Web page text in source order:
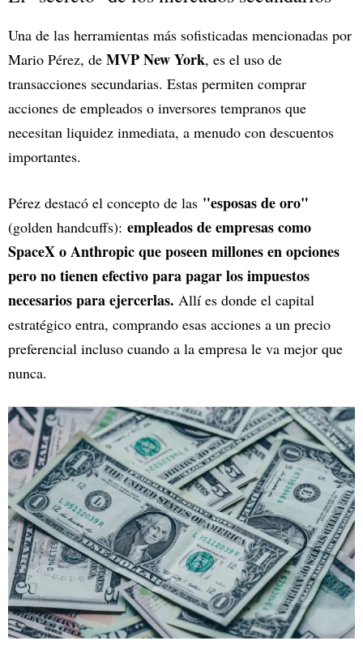
Una de las herramientas más sofisticadas mencionadas por
Mario Pérez, de MVP New York, es el uso de
transacciones secundarias. Estas permiten comprar
acciones de empleados o inversores tempranos que
necesitan liquidez inmediata, a menudo con descuentos
importantes.
Pérez destacó el concepto de las "esposas de oro"
(golden handcuffs): empleados de empresas como
SpaceX o Anthropic que poseen millones en opciones
pero no tienen efectivo para pagar los impuestos
necesarios para ejercerlas. Allí es donde el capital
estratégico entra, comprando esas acciones a un precio
preferencial incluso cuando a la empresa le va mejor que
nunca.